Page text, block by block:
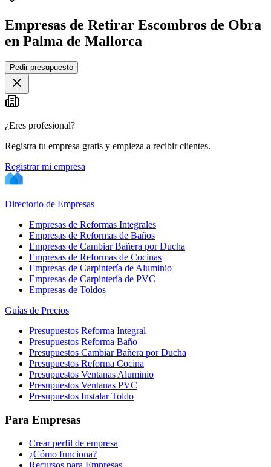
Empresas de Retirar Escombros de Obra
en Palma de Mallorca
+
−
Pedir presupuesto
¿Eres profesional?
Registra tu empresa gratis y empieza a recibir clientes.
Registrar mi empresa
Directorio de Empresas
Empresas de Reformas Integrales
Empresas de Reformas de Baños
Empresas de Cambiar Bañera por Ducha
Empresas de Reformas de Cocinas
Empresas de Carpintería de Aluminio
Empresas de Carpintería de PVC
Empresas de Toldos
Guías de Precios
Presupuestos Reforma Integral
Presupuestos Reforma Baño
Presupuestos Cambiar Bañera por Ducha
Presupuestos Reforma Cocina
Presupuestos Ventanas Aluminio
Presupuestos Ventanas PVC
Presupuestos Instalar Toldo
Para Empresas
Crear perfil de empresa
¿Cómo funciona?
Recursos para Empresas